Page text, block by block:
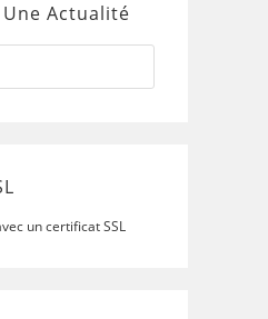
Actualité
Press
to
un certificat SSL